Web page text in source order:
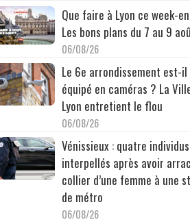
Que faire à Lyon ce week-
Les bons plans du 7 au 9
06/08/26
Le 6e arrondissement est-il
équipé en caméras ? La
Lyon entretient le flou
06/08/26
Vénissieux : quatre individus
interpellés après avoir
collier d’une femme à une
de métro
06/08/26